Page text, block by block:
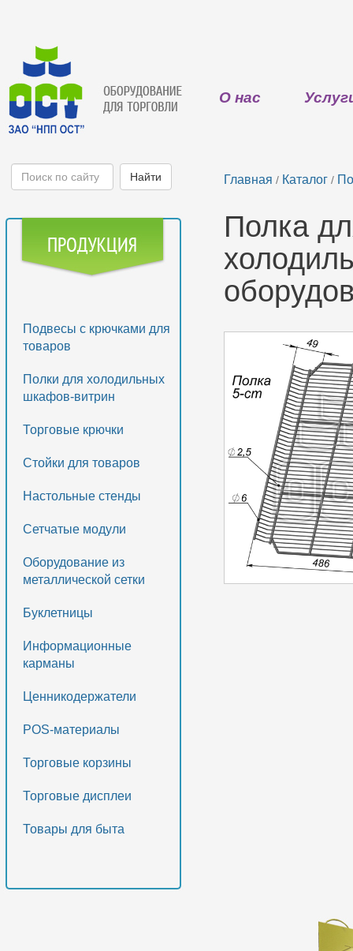
О нас
Подвесы с крючками для
товаров
Полки для холодильных
шкафов-витрин
Торговые крючки
Стойки для товаров
Настольные стенды
Сетчатые модули
Оборудование из
металлической сетки
Буклетницы
Информационные
карманы
Ценникодержатели
POS-материалы
Торговые корзины
Торговые дисплеи
Товары для быта
Главная / Каталог /
Полка